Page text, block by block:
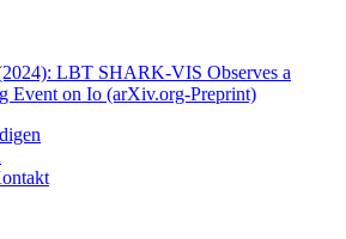
LBT SHARK-VIS Observes a
Event on Io (arXiv.org-Preprint)